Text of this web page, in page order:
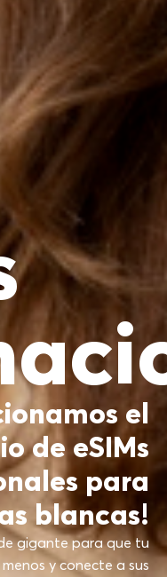
el
de eSIMs
para
blancas!
gigante para que tu
y conecte a sus